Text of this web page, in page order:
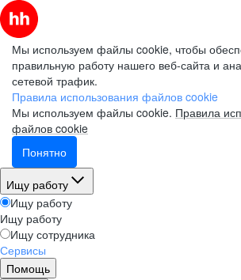
Мы используем файлы cookie, чтобы
правильную работу нашего веб-сайта и
сетевой трафик.
Правила использования файлов cookie
Мы используем файлы cookie. Правила
файлов cookie
Понятно
Ищу работу
Ищу работу
Ищу работу
Ищу сотрудника
Сервисы
Помощь